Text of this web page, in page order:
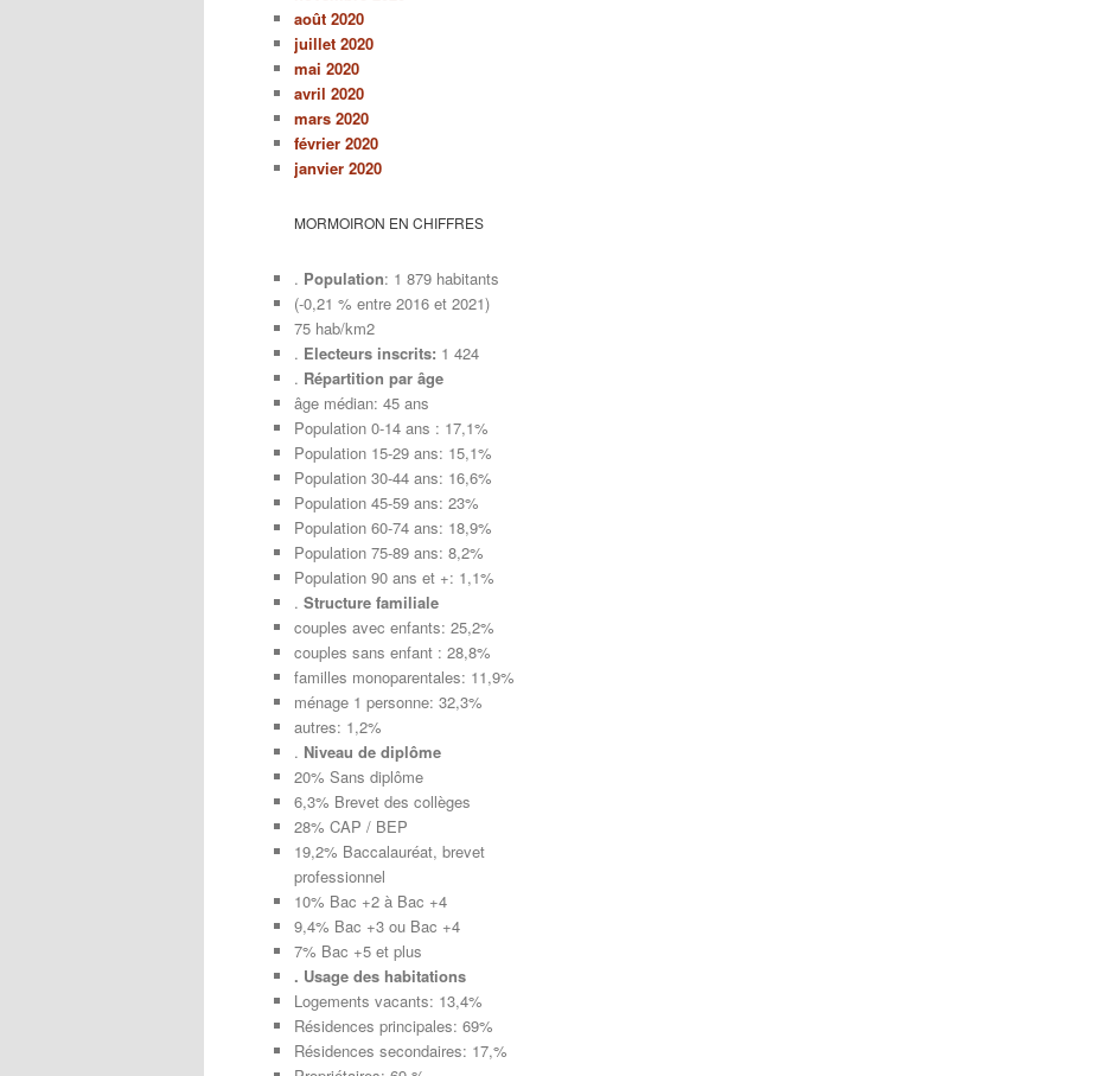
août 2020
juillet 2020
mai 2020
avril 2020
mars 2020
février 2020
janvier 2020
MORMOIRON EN CHIFFRES
. Population: 1 879 habitants
(-0,21 % entre 2016 et 2021)
75 hab/km2
. Electeurs inscrits: 1 424
. Répartition par âge
âge médian: 45 ans
Population 0-14 ans : 17,1%
Population 15-29 ans: 15,1%
Population 30-44 ans: 16,6%
Population 45-59 ans: 23%
Population 60-74 ans: 18,9%
Population 75-89 ans: 8,2%
Population 90 ans et +: 1,1%
. Structure familiale
couples avec enfants: 25,2%
couples sans enfant : 28,8%
familles monoparentales: 11,9%
ménage 1 personne: 32,3%
autres: 1,2%
. Niveau de diplôme
20% Sans diplôme
6,3% Brevet des collèges
28% CAP / BEP
19,2% Baccalauréat, brevet
professionnel
10% Bac +2 à Bac +4
9,4% Bac +3 ou Bac +4
7% Bac +5 et plus
. Usage des habitations
Logements vacants: 13,4%
Résidences principales: 69%
Résidences secondaires: 17,%